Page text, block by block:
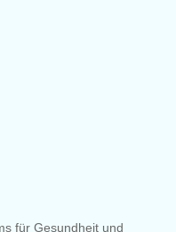
für Gesundheit und